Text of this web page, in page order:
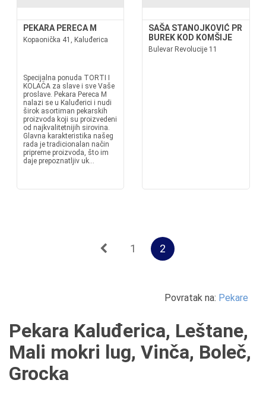
PEKARA PERECA M
Kopaonička 41, Kaluđerica
Specijalna ponuda TORTI I
KOLAČA za slave i sve Vaše
proslave. Pekara Pereca M
nalazi se u Kaluđerici i nudi
širok asortiman pekarskih
proizvoda koji su proizvedeni
od najkvalitetnijih sirovina.
Glavna karakteristika našeg
rada je tradicionalan način
pripreme proizvoda, što im
daje prepoznatljiv uk...
SAŠA STANOJKOVIĆ PR
BUREK KOD KOMŠIJE
Bulevar Revolucije 11
1 2
Povratak na: Pekare
Pekara Kaluđerica, Leštane,
Mali mokri lug, Vinča, Boleč,
Grocka